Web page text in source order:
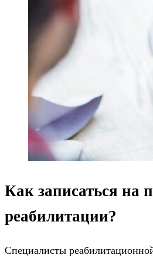
Как записаться на
реабилитации?
Специалисты